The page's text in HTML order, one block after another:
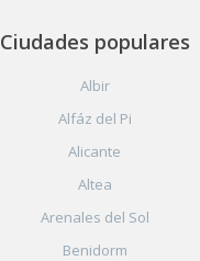
Ciudades populares
Albir
Alfáz del Pi
Alicante
Altea
Arenales del Sol
Benidorm